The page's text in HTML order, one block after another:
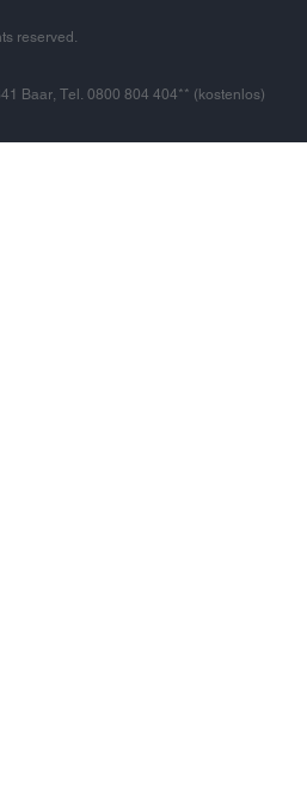
reserved.
Baar, Tel. 0800 804 404** (kostenlos)